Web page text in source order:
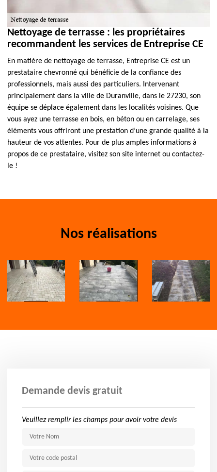
Nettoyage de terrasse : les propriétaires
recommandent les services de Entreprise CE
En matière de nettoyage de terrasse, Entreprise CE est un
prestataire chevronné qui bénéficie de la confiance des
professionnels, mais aussi des particuliers. Intervenant
principalement dans la ville de Duranville, dans le 27230, son
équipe se déplace également dans les localités voisines. Que
vous ayez une terrasse en bois, en béton ou en carrelage, ses
éléments vous offriront une prestation d’une grande qualité à la
hauteur de vos attentes. Pour de plus amples informations à
propos de ce prestataire, visitez son site internet ou contactez-
le !
Nos réalisations
Demande devis gratuit
Veuillez remplir les champs pour avoir votre devis